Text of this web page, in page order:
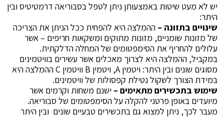
יש לא מעט שיטות באמצעותן ניתן לטפל בסבוריאה דרמטיטיס ובין
היתר:
שינויים בתזונה – ההמלצה היא להפחית ככל הניתן את הצריכה
של מזונות שומניים, מזונות מתוקים ומשקאות חריפים – אשר
עלולים להחריף את הסימפטומים של המחלה הדלקתית.
במקביל, ההמלצה היא לצרוך מאכלים אשר עשירים בוויטמינים
מסוגים שונים ובין היתר: ויטמין A, ויטמין B וויטמין C ההמלצה היא
במידת הצורך לשקול נטילת קפסולות של וויטמינים.
שימוש בתכשירים מתאימים – ישנם משחות וקרמים אשר
מיועדים באופן פרטני להקלה על הסימפטומים של סבוריאה.
מעבר לכך, ניתן למצוא גם בתכשירים טבעיים שונים ובין היתר